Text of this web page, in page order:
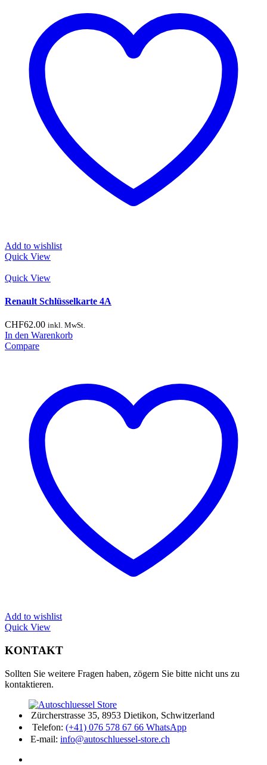
Die
Optionen
Add to wishlist
Quick View
Quick View
Renault Schlüsselkarte 4A
CHF62.00 inkl. MwSt.
In den Warenkorb
Compare
Add to wishlist
Quick View
KONTAKT
Sollten Sie weitere Fragen haben, zögern Sie bitte nicht uns zu
kontaktieren.
Zürcherstrasse 35, 8953 Dietikon, Schwitzerland
Telefon: (+41) 076 578 67 66 WhatsApp
E-mail: info@autoschluessel-store.ch